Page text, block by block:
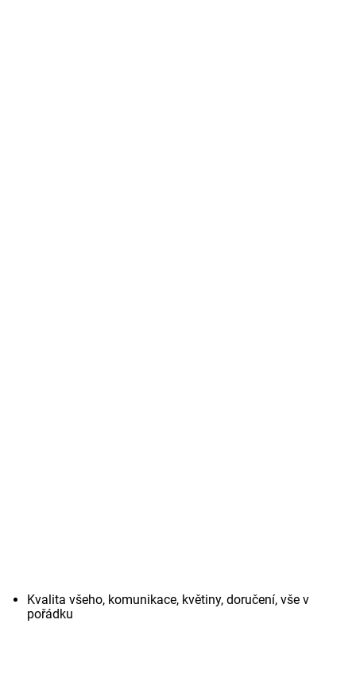
Kvalita všeho, komunikace, květiny, doručení, vše v
pořádku